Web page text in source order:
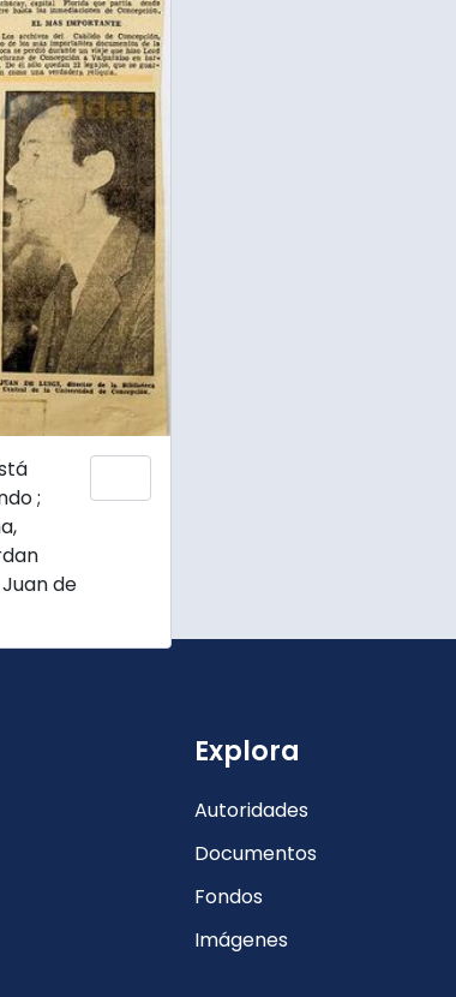
;
de
Explora
Autoridades
Documentos
Fondos
Imágenes